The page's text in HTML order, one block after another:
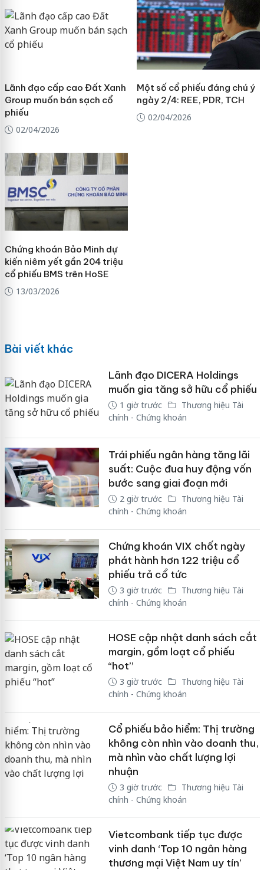
Lãnh đạo cấp cao Đất Xanh
Group muốn bán sạch cổ
phiếu
02/04/2026
Một số cổ phiếu đáng chú ý
ngày 2/4: REE, PDR, TCH
02/04/2026
Chứng khoán Bảo Minh dự
kiến niêm yết gần 204 triệu
cổ phiếu BMS trên HoSE
13/03/2026
Bài viết khác
Lãnh đạo DICERA Holdings
muốn gia tăng sở hữu cổ phiếu
1 giờ trước
Thương hiệu Tài
chính - Chứng khoán
Trái phiếu ngân hàng tăng lãi
suất: Cuộc đua huy động vốn
bước sang giai đoạn mới
2 giờ trước
Thương hiệu Tài
chính - Chứng khoán
Chứng khoán VIX chốt ngày
phát hành hơn 122 triệu cổ
phiếu trả cổ tức
3 giờ trước
Thương hiệu Tài
chính - Chứng khoán
HOSE cập nhật danh sách cắt
margin, gồm loạt cổ phiếu
“hot”
3 giờ trước
Thương hiệu Tài
chính - Chứng khoán
Cổ phiếu bảo hiểm: Thị trường
không còn nhìn vào doanh thu,
mà nhìn vào chất lượng lợi
nhuận
3 giờ trước
Thương hiệu Tài
chính - Chứng khoán
Vietcombank tiếp tục được
vinh danh ‘Top 10 ngân hàng
thương mại Việt Nam uy tín’